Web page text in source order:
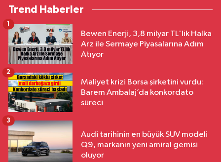
Trend Haberler
Bewen Enerji, 3,8 milyar TL'lik Halka
Arz ile Sermaye Piyasalarına Adım
Atıyor
Maliyet krizi Borsa şirketini vurdu:
Barem Ambalaj’da konkordato
süreci
2
Audi tarihinin en büyük SUV modeli
Q9, markanın yeni amiral gemisi
oluyor
3